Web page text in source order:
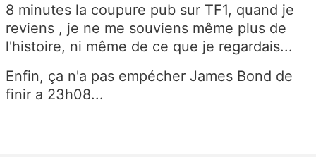
8 minutes la coupure pub sur TF1, quand je
reviens , je ne me souviens même plus de
l'histoire, ni même de ce que je regardais...
Enfin, ça n'a pas empécher James Bond de
finir a 23h08...